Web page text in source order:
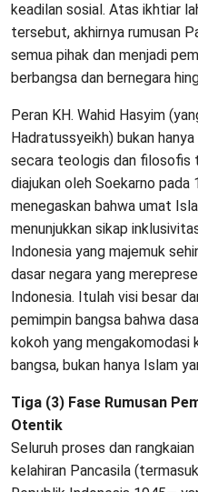
keadilan sosial. Atas ikhtiar
tersebut, akhirnya rumusan
semua pihak dan menjadi
berbangsa dan bernegara
Peran KH. Wahid Hasyim
Hadratussyeikh) bukan
secara teologis dan filosofis
diajukan oleh Soekarno
menegaskan bahwa umat
menunjukkan sikap
Indonesia yang majemuk
dasar negara yang
Indonesia. Itulah visi besar
pemimpin bangsa bahwa
kokoh yang mengakomodasi
bangsa, bukan hanya Islam
Tiga (3) Fase Rumusan
Otentik
Seluruh proses dan
kelahiran Pancasila